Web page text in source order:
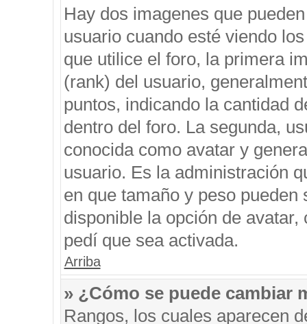
Hay dos imagenes que
usuario cuando esté viendo
que utilice el foro, la primera
(rank) del usuario,
puntos, indicando la cantidad
dentro del foro. La segunda,
conocida como avatar y
usuario. Es la administración
en que tamaño y peso
disponible la opción de
pedí que sea activada.
Arriba
» ¿Cómo se puede cambiar
Rangos, los cuales aparecen